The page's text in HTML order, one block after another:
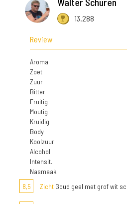
13.288
Review
Aroma
Zoet
Zuur
Bitter
Fruitig
Moutig
Kruidig
Body
Koolzuur
Alcohol
Intensit.
Nasmaak
8,5
Zicht Goud geel met grof wit